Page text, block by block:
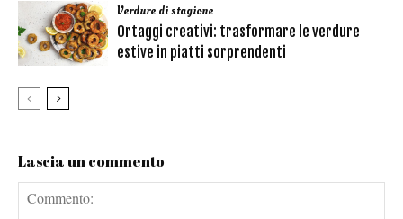
Verdure di stagione
Ortaggi creativi: trasformare le verdure
estive in piatti sorprendenti
Lascia un commento